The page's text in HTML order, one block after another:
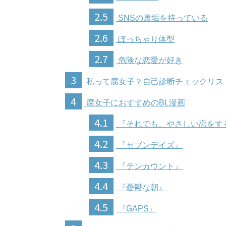
2.5 SNSの裏垢を持っている
2.6 ぽっちゃり体型
2.7 危険な恋愛が好き
3 私って腐女子？自己診断チェックリス
4 腐女子におすすめのBL漫画
4.1 『それでも、やさしい恋をす
4.2 『セブンデイズ』
4.3 『テンカウント』
4.4 『憂鬱な朝』
4.5 『GAPS』